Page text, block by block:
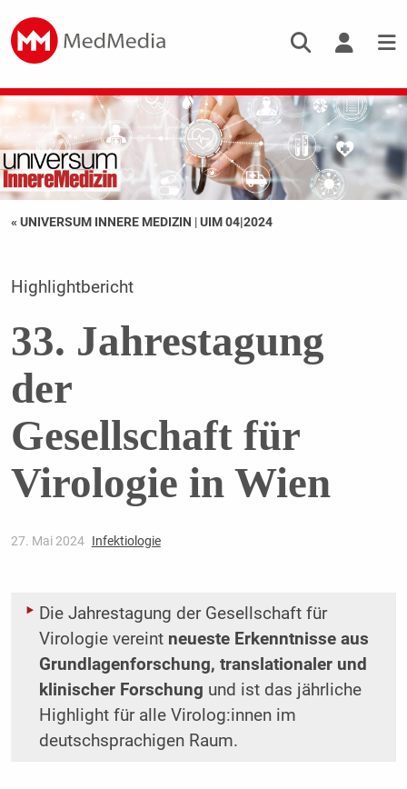
« UNIVERSUM INNERE MEDIZIN |UIM 04|2024
Highlightbericht
33. Jahrestagung
der
Gesellschaft für
Virologie in Wien
27. Mai 2024 Infektiologie
Die Jahrestagung der Gesellschaft für
Virologie vereint neueste Erkenntnisse aus
Grundlagenforschung, translationaler und
klinischer Forschung und ist das jährliche
Highlight für alle Virolog:innen im
deutschsprachigen Raum.